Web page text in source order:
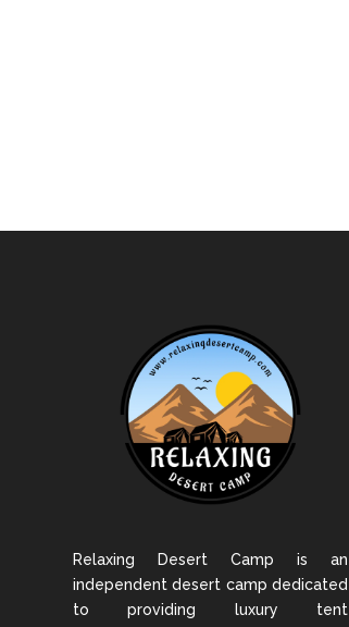
Relaxing Desert Camp is an
independent desert camp dedicated
to providing luxury tent